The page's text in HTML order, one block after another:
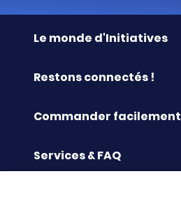
Le monde d'Initiatives
Enquête de satisfaction
Restons connectés !
La newsletter
Commander facilement
Services & FAQ